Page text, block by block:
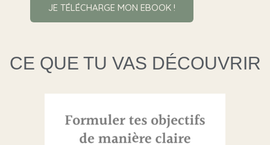
JE TÉLÉCHARGE MON EBOOK !
CE QUE TU VAS DÉCOUVRIR